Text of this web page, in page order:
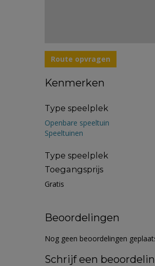
Route opvragen
Kenmerken
Type speelplek
Openbare speeltuin
Speeltuinen
Type speelplek
Toegangsprijs
Gratis
Beoordelingen
Nog geen beoordelingen
Schrijf een